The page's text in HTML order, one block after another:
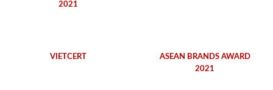
2021
VIETCERT
ASEAN BRANDS AWARD
2021